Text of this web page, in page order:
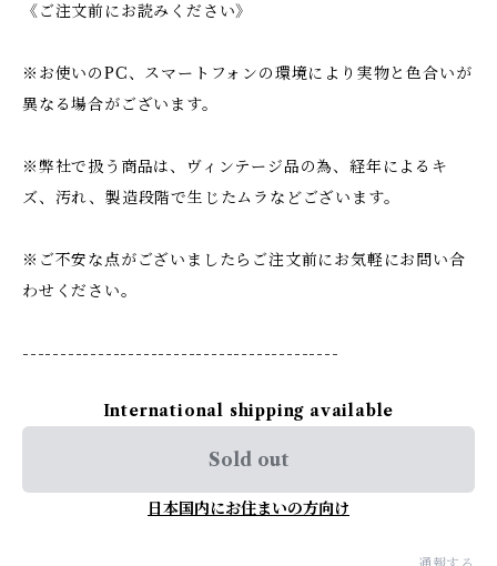
《ご注文前にお読みください》
※お使いのPC、スマートフォンの環境により実物と色合いが
異なる場合がございます。
※弊社で扱う商品は、ヴィンテージ品の為、経年によるキ
ズ、汚れ、製造段階で生じたムラなどございます。
※ご不安な点がございましたらご注文前にお気軽にお問い合
わせください。
------------------------------------------
International shipping available
Sold out
日本国内にお住まいの方向け